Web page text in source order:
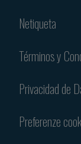
Netiqueta
Términos y
Privacidad de
Preferenze